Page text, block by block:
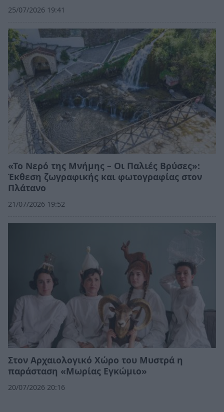
25/07/2026 19:41
«Το Νερό της Μνήμης – Οι Παλιές Βρύσες»:
Έκθεση ζωγραφικής και φωτογραφίας στον
Πλάτανο
21/07/2026 19:52
Στον Αρχαιολογικό Χώρο του Μυστρά η
παράσταση «Μωρίας Εγκώμιο»
20/07/2026 20:16